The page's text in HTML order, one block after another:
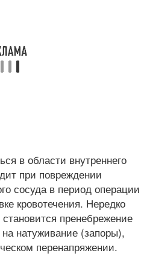
в области внутреннего
при повреждении
сосуда в период операции
кровотечения. Нередко
пренебрежение
натуживание (запоры),
перенапряжении.